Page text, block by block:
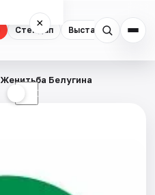
Стендап Выставки
×
☾
Женитьба Белугина